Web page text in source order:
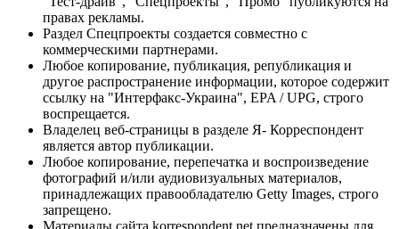
правах рекламы.
Раздел Спецпроекты создается совместно с
коммерческими партнерами.
Любое копирование, публикация, републикация и
другое распространение информации, которое содержит
ссылку на "Интерфакс-Украина", EPA / UPG, строго
воспрещается.
Владелец веб-страницы в разделе Я- Корреспондент
является автор публикации.
Любое копирование, перепечатка и воспроизведение
фотографий и/или аудиовизуальных материалов,
принадлежащих правообладателю Getty Images, строго
запрещено.
Материалы сайта korrespondent.net предназначены для